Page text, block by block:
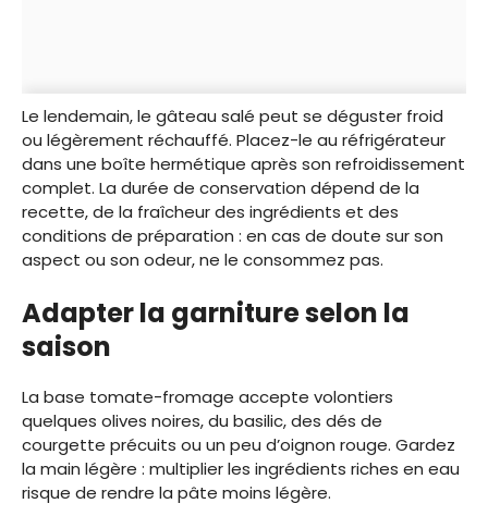
Le lendemain, le gâteau salé peut se déguster froid
ou légèrement réchauffé. Placez-le au réfrigérateur
dans une boîte hermétique après son refroidissement
complet. La durée de conservation dépend de la
recette, de la fraîcheur des ingrédients et des
conditions de préparation : en cas de doute sur son
aspect ou son odeur, ne le consommez pas.
Adapter la garniture selon la
saison
La base tomate-fromage accepte volontiers
quelques olives noires, du basilic, des dés de
courgette précuits ou un peu d’oignon rouge. Gardez
la main légère : multiplier les ingrédients riches en eau
risque de rendre la pâte moins légère.